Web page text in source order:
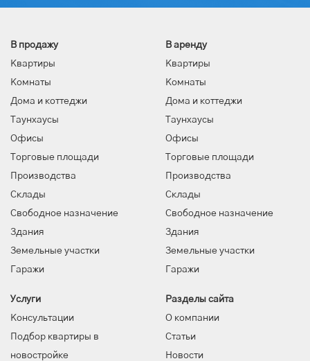
В продажу
Квартиры
Комнаты
Дома и коттеджи
Таунхаусы
Офисы
Торговые площади
Производства
Склады
Свободное назначение
Здания
Земельные участки
Гаражи
В аренду
Квартиры
Комнаты
Дома и коттеджи
Таунхаусы
Офисы
Торговые площади
Производства
Склады
Свободное назначение
Здания
Земельные участки
Гаражи
Услуги
Консультации
Подбор квартиры в
новостройке
Разделы сайта
О компании
Статьи
Новости